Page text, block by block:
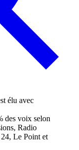
des voix selon
Radio
Le Point et